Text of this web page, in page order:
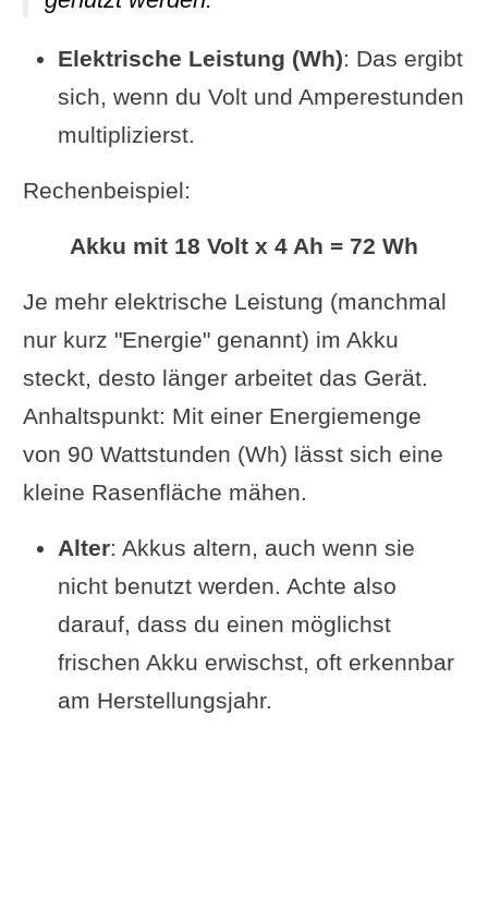
Elektrische Leistung (Wh): Das ergibt
sich, wenn du Volt und Amperestunden
multiplizierst.
Rechenbeispiel:
Akku mit 18 Volt x 4 Ah = 72 Wh
Je mehr elektrische Leistung (manchmal
nur kurz "Energie" genannt) im Akku
steckt, desto länger arbeitet das Gerät.
Anhaltspunkt: Mit einer Energiemenge
von 90 Watt­stunden (Wh) lässt sich eine
kleine Rasenfläche mähen.
Alter: Akkus altern, auch wenn sie
nicht benutzt werden. Achte also
darauf, dass du einen möglichst
frischen Akku erwischst, oft erkennbar
am Herstellungsjahr.